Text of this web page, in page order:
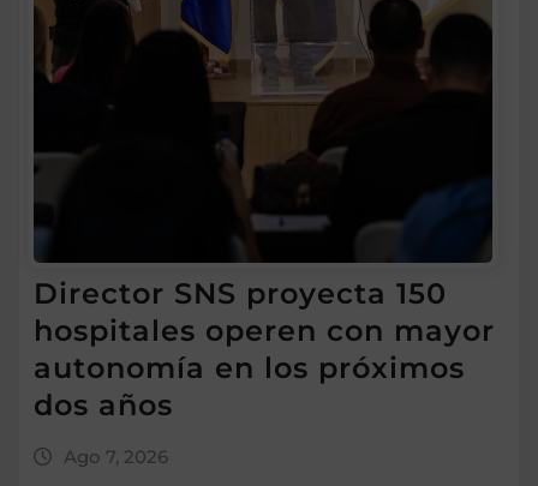
Director SNS proyecta 150
hospitales operen con mayor
autonomía en los próximos
dos años
Ago 7, 2026